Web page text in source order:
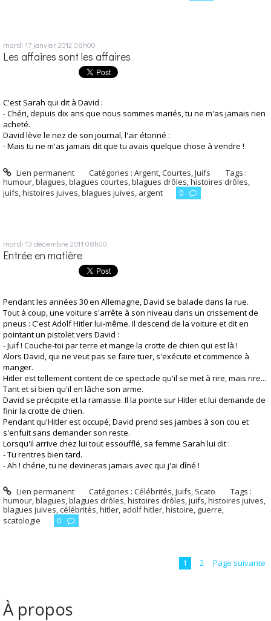
À propos
mardi 17 janvier 2012 08h00
Les affaires sont les affaires
C'est Sarah qui dit à David :
- Chéri, depuis dix ans que nous sommes mariés, tu ne m'as jamais rien
acheté.
David lève le nez de son journal, l'air étonné :
- Mais tu ne m'as jamais dit que tu avais quelque chose à vendre !
Lien permanent Catégories :Argent,Courtes,Juifs
Tags :
humour,blagues,blagues courtes,blagues drôles,histoires drôles,
juifs,histoires juives,blagues juives, argent 0
mardi 13 décembre 2011 08h00
Entrée en matière
Pendant les années 30 en Allemagne, David se balade dans la rue.
Tout à coup, une voiture s'arrête à son niveau dans un crissement de
pneus : C'est Adolf Hitler lui-même. Il descend de la voiture et dit en
pointant un pistolet vers David :
- Juif ! Couche-toi par terre et mange la crotte de chien qui est là !
Alors David, qui ne veut pas se faire tuer, s'exécute et commence à
manger.
Hitler est tellement content de ce spectacle qu'il se met à rire, mais rire...
Tant et si bien qu'il en lâche son arme.
David se précipite et la ramasse. Il la pointe sur Hitler et lui demande de
finir la crotte de chien.
Pendant qu'Hitler est occupé, David prend ses jambes à son cou et
s'enfuit sans demander son reste.
Lorsqu'il arrive chez lui tout essoufflé, sa femme Sarah lui dit :
- Tu rentres bien tard.
- Ah ! chérie, tu ne devineras jamais avec qui j'ai dîné !
Lien permanent Catégories :Célébrités,Juifs, Scato
Tags :
humour,blagues,blagues drôles,histoires drôles,juifs,histoires juives,
blagues juives,célébrités,hitler, adolf hitler,histoire, guerre,
scatologie
0
1 2 Page suivante